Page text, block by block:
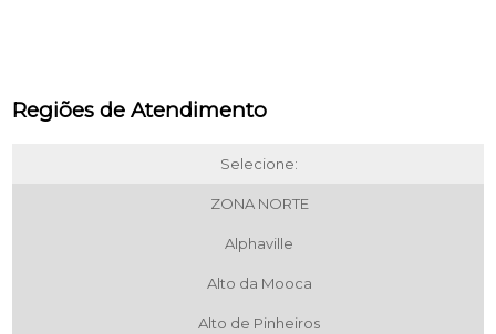
Regiões de Atendimento
Selecione:
ZONA NORTE
Alphaville
Alto da Mooca
Alto de Pinheiros